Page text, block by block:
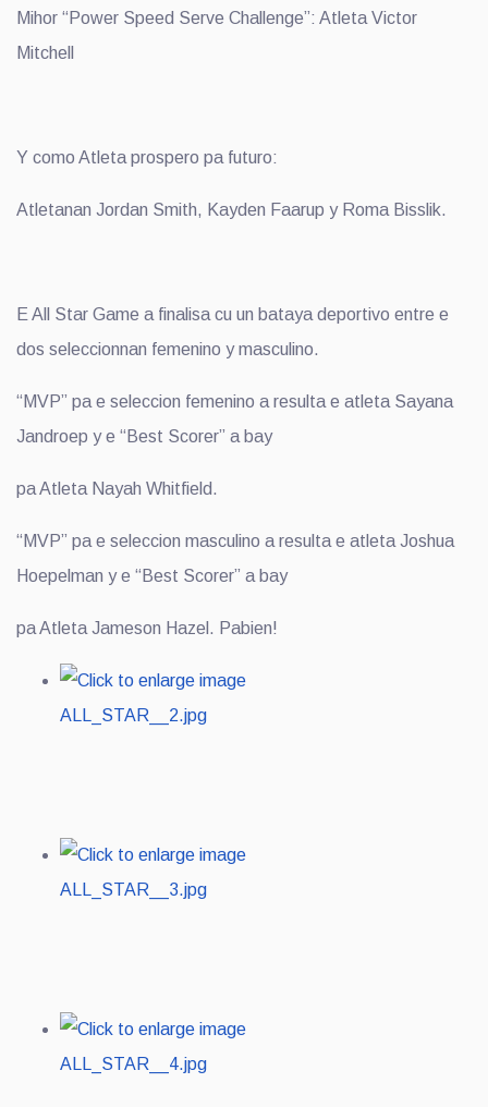
Mihor “Power Speed Serve Challenge”: Atleta Victor
Mitchell
Y como Atleta prospero pa futuro:
Atletanan Jordan Smith, Kayden Faarup y Roma Bisslik.
E All Star Game a finalisa cu un bataya deportivo entre e
dos seleccionnan femenino y masculino.
“MVP” pa e seleccion femenino a resulta e atleta Sayana
Jandroep y e “Best Scorer” a bay
pa Atleta Nayah Whitfield.
“MVP” pa e seleccion masculino a resulta e atleta Joshua
Hoepelman y e “Best Scorer” a bay
pa Atleta Jameson Hazel. Pabien!